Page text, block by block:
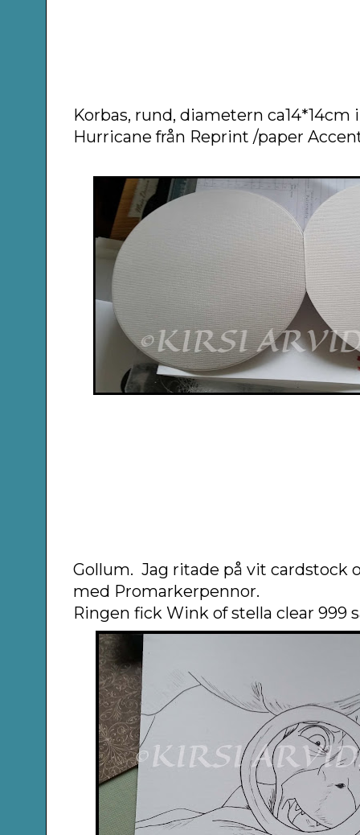
Korbas, rund, diametern ca14*14cm
Hurricane från Reprint /paper
Gollum. Jag ritade på vit cardstock
med Promarkerpennor.
Ringen fick Wink of stella clear 999